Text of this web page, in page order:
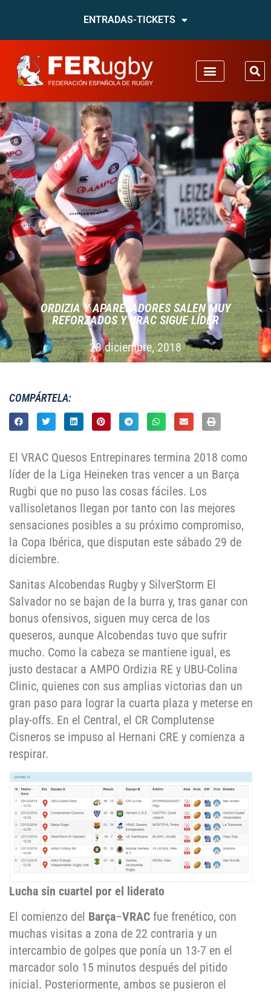
ENTRADAS-TICKETS
ORDIZIA Y APAREJADORES SALEN MUY
REFORZADOS Y VRAC SIGUE LÍDER
23 diciembre, 2018
COMPÁRTELA:
El VRAC Quesos Entrepinares termina 2018 como
líder de la Liga Heineken tras vencer a un Barça
Rugbi que no puso las cosas fáciles. Los
vallisoletanos llegan por tanto con las mejores
sensaciones posibles a su próximo compromiso,
la Copa Ibérica, que disputan este sábado 29 de
diciembre.
Sanitas Alcobendas Rugby y SilverStorm El
Salvador no se bajan de la burra y, tras ganar con
bonus ofensivos, siguen muy cerca de los
queseros, aunque Alcobendas tuvo que sufrir
mucho. Como la cabeza se mantiene igual, es
justo destacar a AMPO Ordizia RE y UBU-Colina
Clinic, quienes con sus amplias victorias dan un
gran paso para lograr la cuarta plaza y meterse en
play-offs. En el Central, el CR Complutense
Cisneros se impuso al Hernani CRE y comienza a
respirar.
Lucha sin cuartel por el liderato
El comienzo del Barça–VRAC fue frenético, con
muchas visitas a zona de 22 contraria y un
intercambio de golpes que ponía un 13-7 en el
marcador solo 15 minutos después del pitido
inicial. Posteriormente, ambos se pusieron el